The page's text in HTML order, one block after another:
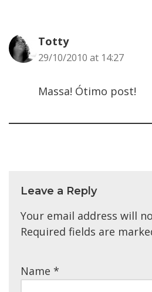
Totty
29/10/2010 at 14:27
Massa! Ótimo post!
Leave a Reply
Your email address will
Required fields are
Name *